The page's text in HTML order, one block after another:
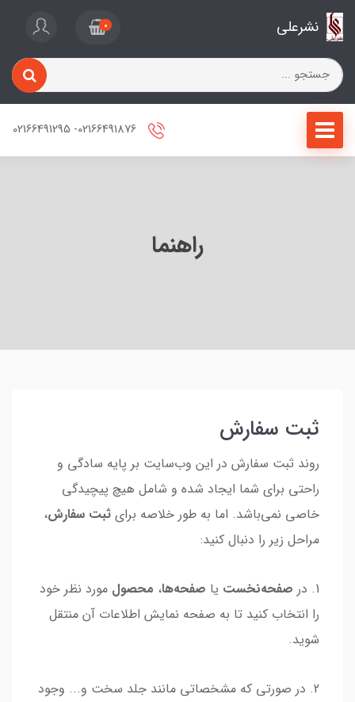
نشرعلی 0
راهنما
ثبت سفارش
روند ثبت سفارش در این وب‌سایت بر پایه سادگی و
راحتی برای شما ایجاد شده و شامل هیچ پیچیدگی
خاصی نمی‌باشد. اما به طور خلاصه برای ثبت سفارش،
مراحل زیر را دنبال کنید:
1. در صفحه‌نخست یا صفحه‌ها، محصول مورد نظر خود
را انتخاب کنید تا به صفحه نمایش اطلاعات آن منتقل
شوید.
2. در صورتی که مشخصاتی مانند جلد سخت و... وجود